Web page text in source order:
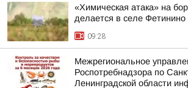
«Химическая атака» на
делается в селе Фетинино
09:28
Межрегиональное
Роспотребнадзора по
Ленинградской области